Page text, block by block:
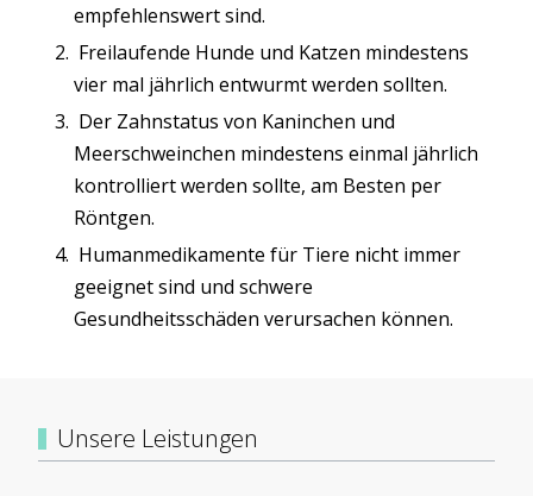
empfehlenswert sind.
Freilaufende Hunde und Katzen mindestens
vier mal jährlich entwurmt werden sollten.
Der Zahnstatus von Kaninchen und
Meerschweinchen mindestens einmal jährlich
kontrolliert werden sollte, am Besten per
Röntgen.
Humanmedikamente für Tiere nicht immer
geeignet sind und schwere
Gesundheitsschäden verursachen können.
Unsere Leistungen